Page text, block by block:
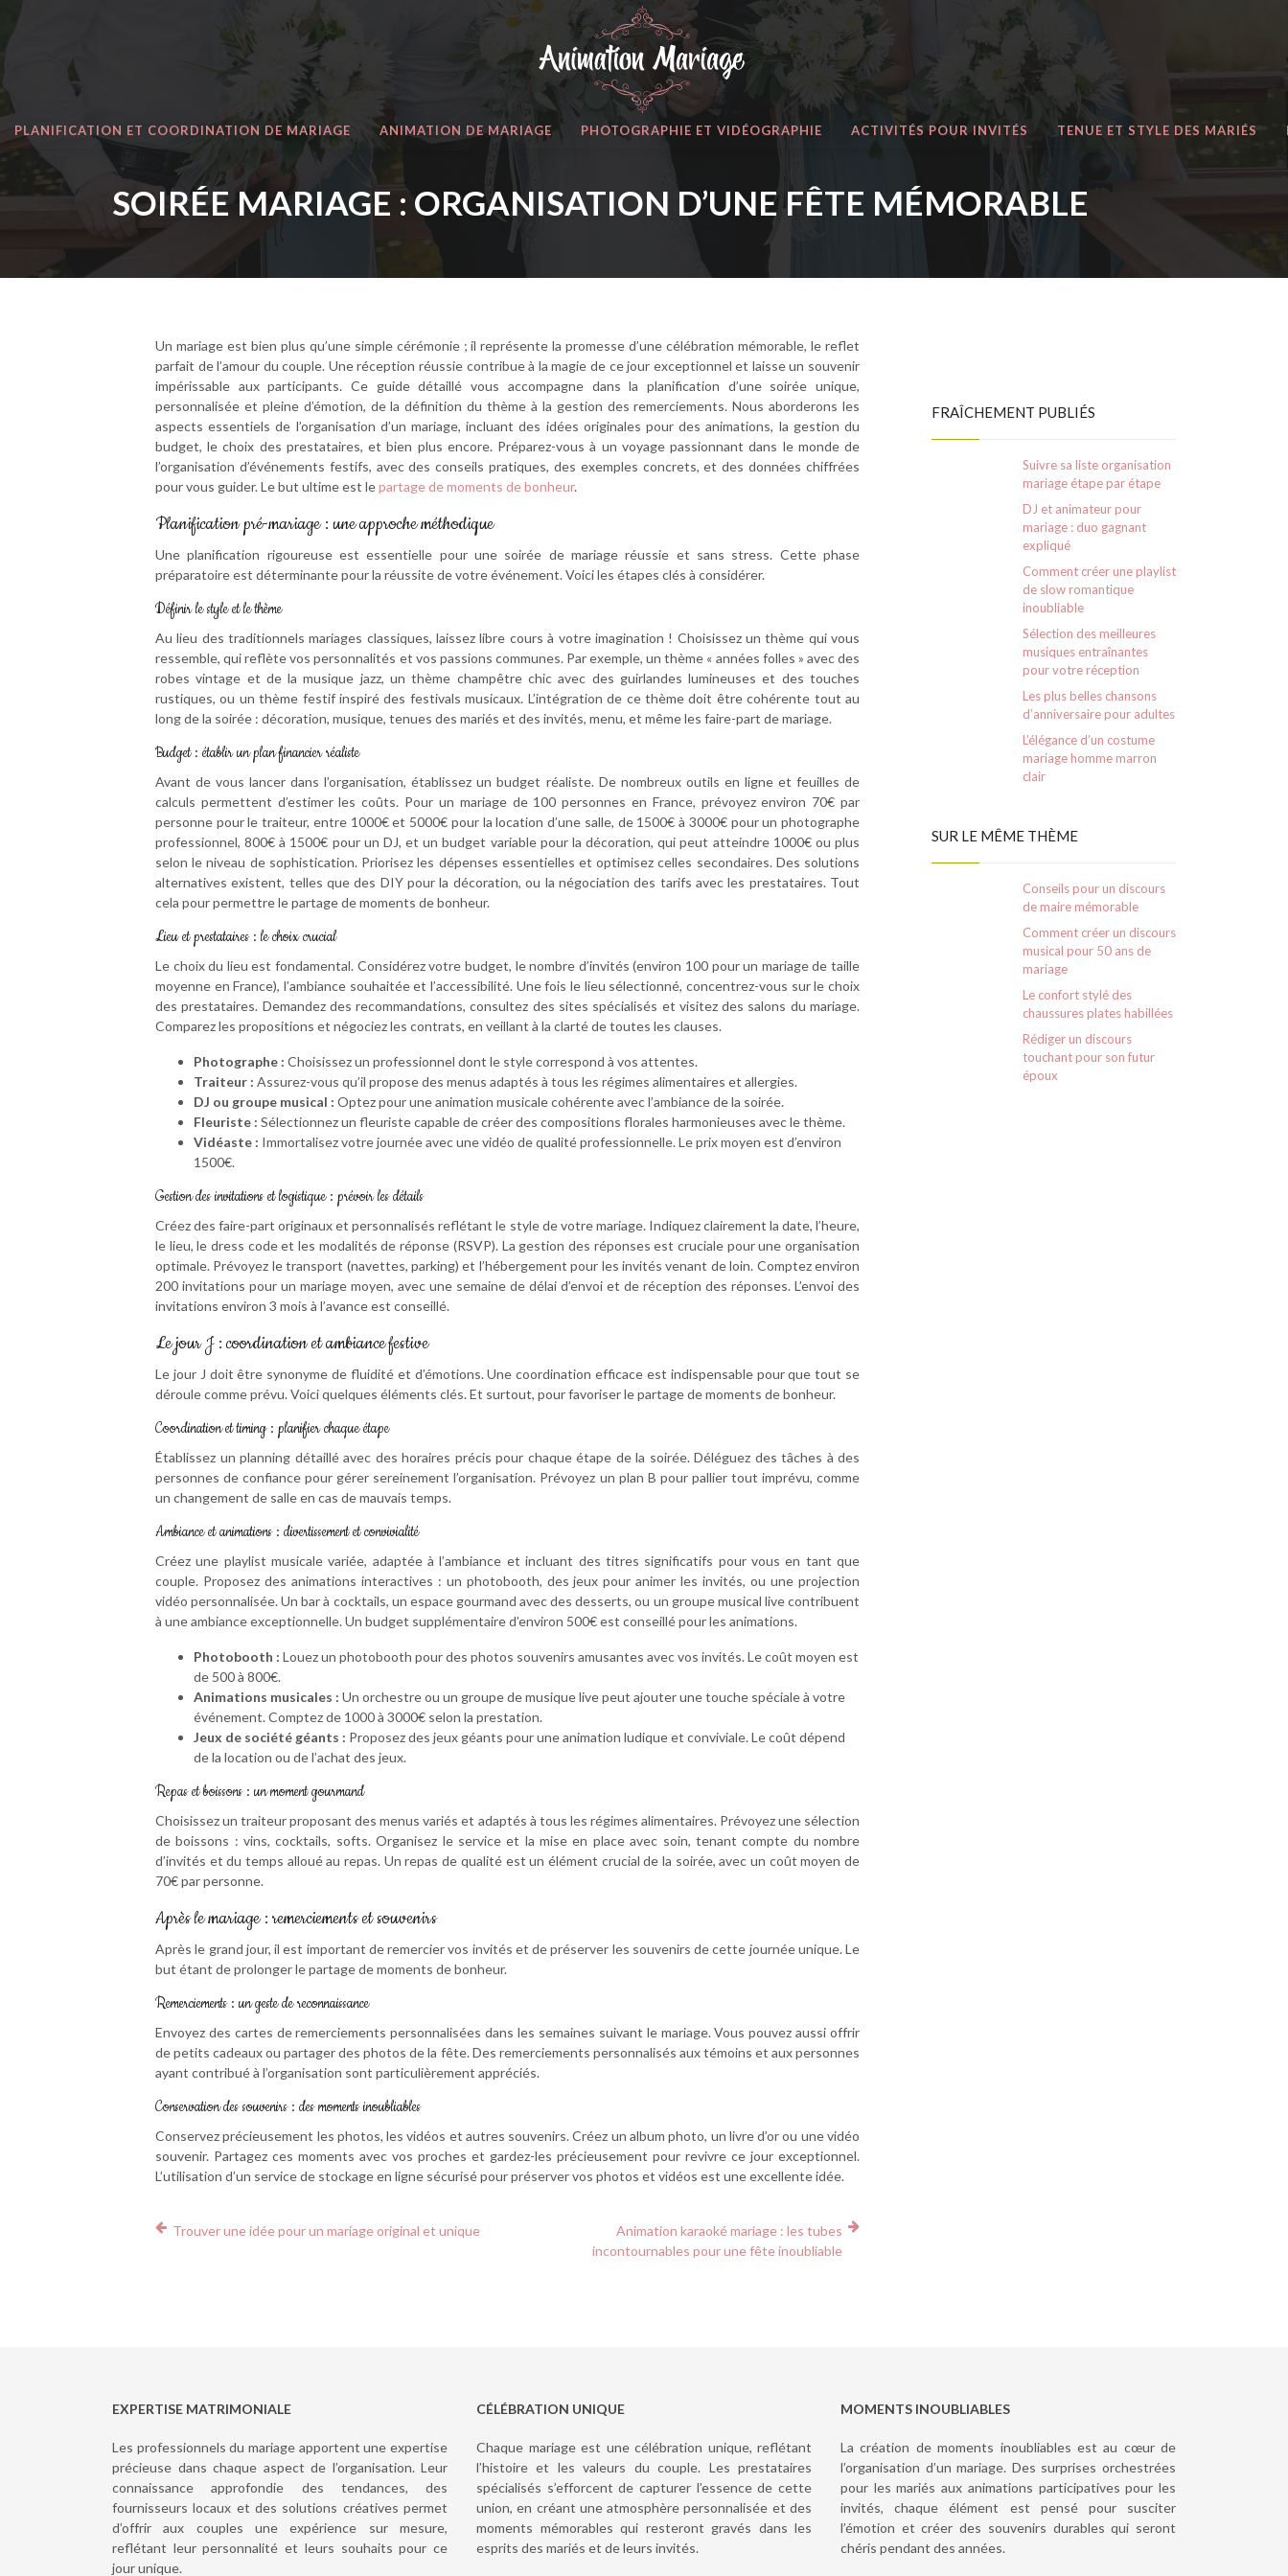
PLANIFICATION ET COORDINATION DE MARIAGE ANIMATION DE MARIAGE PHOTOGRAPHIE ET VIDÉOGRAPHIE ACTIVITÉS POUR INVITÉS TENUE ET STYLE DES MARIÉS
SOIRÉE MARIAGE : ORGANISATION D’UNE FÊTE MÉMORABLE
Un mariage est bien plus qu’une simple cérémonie ; il représente la promesse d’une célébration mémorable, le reflet
parfait de l’amour du couple. Une réception réussie contribue à la magie de ce jour exceptionnel et laisse un souvenir
impérissable aux participants. Ce guide détaillé vous accompagne dans la planification d’une soirée unique,
personnalisée et pleine d’émotion, de la définition du thème à la gestion des remerciements. Nous aborderons les
aspects essentiels de l’organisation d’un mariage, incluant des idées originales pour des animations, la gestion du
budget, le choix des prestataires, et bien plus encore. Préparez-vous à un voyage passionnant dans le monde de
l’organisation d’événements festifs, avec des conseils pratiques, des exemples concrets, et des données chiffrées
pour vous guider. Le but ultime est lepartage de moments de bonheur.
Planification pré-mariage : une approche méthodique
Une planification rigoureuse est essentielle pour une soirée de mariage réussie et sans stress. Cette phase
préparatoire est déterminante pour la réussite de votre événement. Voici les étapes clés à considérer.
Définir le style et le thème
Au lieu des traditionnels mariages classiques, laissez libre cours à votre imagination ! Choisissez un thème qui vous
ressemble, qui reflète vos personnalités et vos passions communes. Par exemple, un thème « années folles » avec des
robes vintage et de la musique jazz, un thème champêtre chic avec des guirlandes lumineuses et des touches
rustiques, ou un thème festif inspiré des festivals musicaux. L’intégration de ce thème doit être cohérente tout au
long de la soirée : décoration, musique, tenues des mariés et des invités, menu, et même les faire-part de mariage.
Budget : établir un plan financier réaliste
Avant de vous lancer dans l’organisation, établissez un budget réaliste. De nombreux outils en ligne et feuilles de
calculs permettent d’estimer les coûts. Pour un mariage de 100 personnes en France, prévoyez environ 70€ par
personne pour le traiteur, entre 1000€ et 5000€ pour la location d’une salle, de 1500€ à 3000€ pour un photographe
professionnel, 800€ à 1500€ pour un DJ, et un budget variable pour la décoration, qui peut atteindre 1000€ ou plus
selon le niveau de sophistication. Priorisez les dépenses essentielles et optimisez celles secondaires. Des solutions
alternatives existent, telles que des DIY pour la décoration, ou la négociation des tarifs avec les prestataires. Tout
cela pour permettre le partage de moments de bonheur.
Lieu et prestataires : le choix crucial
Le choix du lieu est fondamental. Considérez votre budget, le nombre d’invités (environ 100 pour un mariage de taille
moyenne en France), l’ambiance souhaitée et l’accessibilité. Une fois le lieu sélectionné, concentrez-vous sur le choix
des prestataires. Demandez des recommandations, consultez des sites spécialisés et visitez des salons du mariage.
Comparez les propositions et négociez les contrats, en veillant à la clarté de toutes les clauses.
Photographe : Choisissez un professionnel dont le style correspond à vos attentes.
Traiteur : Assurez-vous qu’il propose des menus adaptés à tous les régimes alimentaires et allergies.
DJ ou groupe musical : Optez pour une animation musicale cohérente avec l’ambiance de la soirée.
Fleuriste : Sélectionnez un fleuriste capable de créer des compositions florales harmonieuses avec le thème.
Vidéaste : Immortalisez votre journée avec une vidéo de qualité professionnelle. Le prix moyen est d’environ
1500€.
Gestion des invitations et logistique : prévoir les détails
Créez des faire-part originaux et personnalisés reflétant le style de votre mariage. Indiquez clairement la date, l’heure,
le lieu, le dress code et les modalités de réponse (RSVP). La gestion des réponses est cruciale pour une organisation
optimale. Prévoyez le transport (navettes, parking) et l’hébergement pour les invités venant de loin. Comptez environ
200 invitations pour un mariage moyen, avec une semaine de délai d’envoi et de réception des réponses. L’envoi des
invitations environ 3 mois à l’avance est conseillé.
Le jour J : coordination et ambiance festive
Le jour J doit être synonyme de fluidité et d’émotions. Une coordination efficace est indispensable pour que tout se
déroule comme prévu. Voici quelques éléments clés. Et surtout, pour favoriser le partage de moments de bonheur.
Coordination et timing : planifier chaque étape
Établissez un planning détaillé avec des horaires précis pour chaque étape de la soirée. Déléguez des tâches à des
personnes de confiance pour gérer sereinement l’organisation. Prévoyez un plan B pour pallier tout imprévu, comme
un changement de salle en cas de mauvais temps.
Ambiance et animations : divertissement et convivialité
Créez une playlist musicale variée, adaptée à l’ambiance et incluant des titres significatifs pour vous en tant que
couple. Proposez des animations interactives : un photobooth, des jeux pour animer les invités, ou une projection
vidéo personnalisée. Un bar à cocktails, un espace gourmand avec des desserts, ou un groupe musical live contribuent
à une ambiance exceptionnelle. Un budget supplémentaire d’environ 500€ est conseillé pour les animations.
Photobooth : Louez un photobooth pour des photos souvenirs amusantes avec vos invités. Le coût moyen est
de 500 à 800€.
Animations musicales : Un orchestre ou un groupe de musique live peut ajouter une touche spéciale à votre
événement. Comptez de 1000 à 3000€ selon la prestation.
Jeux de société géants : Proposez des jeux géants pour une animation ludique et conviviale. Le coût dépend
de la location ou de l’achat des jeux.
Repas et boissons : un moment gourmand
Choisissez un traiteur proposant des menus variés et adaptés à tous les régimes alimentaires. Prévoyez une sélection
de boissons : vins, cocktails, softs. Organisez le service et la mise en place avec soin, tenant compte du nombre
d’invités et du temps alloué au repas. Un repas de qualité est un élément crucial de la soirée, avec un coût moyen de
70€ par personne.
Après le mariage : remerciements et souvenirs
Après le grand jour, il est important de remercier vos invités et de préserver les souvenirs de cette journée unique. Le
but étant de prolonger le partage de moments de bonheur.
Remerciements : un geste de reconnaissance
Envoyez des cartes de remerciements personnalisées dans les semaines suivant le mariage. Vous pouvez aussi offrir
de petits cadeaux ou partager des photos de la fête. Des remerciements personnalisés aux témoins et aux personnes
ayant contribué à l’organisation sont particulièrement appréciés.
Conservation des souvenirs : des moments inoubliables
Conservez précieusement les photos, les vidéos et autres souvenirs. Créez un album photo, un livre d’or ou une vidéo
souvenir. Partagez ces moments avec vos proches et gardez-les précieusement pour revivre ce jour exceptionnel.
L’utilisation d’un service de stockage en ligne sécurisé pour préserver vos photos et vidéos est une excellente idée.
Trouver une idée pour un mariage original et unique
Animation karaoké mariage : les tubes
incontournables pour une fête inoubliable
FRAÎCHEMENT PUBLIÉS
Suivre sa liste organisation
mariage étape par étape
DJ et animateur pour
mariage : duo gagnant
expliqué
Comment créer une playlist
de slow romantique
inoubliable
Sélection des meilleures
musiques entraînantes
pour votre réception
Les plus belles chansons
d’anniversaire pour adultes
L’élégance d’un costume
mariage homme marron
clair
SUR LE MÊME THÈME
Conseils pour un discours
de maire mémorable
Comment créer un discours
musical pour 50 ans de
mariage
Le confort stylé des
chaussures plates habillées
Rédiger un discours
touchant pour son futur
époux
EXPERTISE MATRIMONIALE
Les professionnels du mariage apportent une expertise
précieuse dans chaque aspect de l’organisation. Leur
connaissance approfondie des tendances, des
fournisseurs locaux et des solutions créatives permet
d’offrir aux couples une expérience sur mesure,
reflétant leur personnalité et leurs souhaits pour ce
jour unique.
CÉLÉBRATION UNIQUE
Chaque mariage est une célébration unique, reflétant
l’histoire et les valeurs du couple. Les prestataires
spécialisés s’efforcent de capturer l’essence de cette
union, en créant une atmosphère personnalisée et des
moments mémorables qui resteront gravés dans les
esprits des mariés et de leurs invités.
MOMENTS INOUBLIABLES
La création de moments inoubliables est au cœur de
l’organisation d’un mariage. Des surprises orchestrées
pour les mariés aux animations participatives pour les
invités, chaque élément est pensé pour susciter
l’émotion et créer des souvenirs durables qui seront
chéris pendant des années.